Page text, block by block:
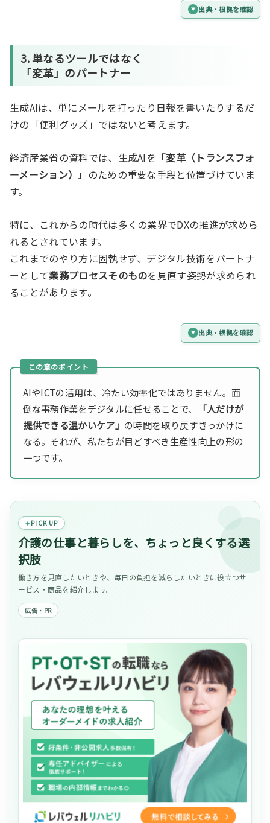
出典・根拠を確認
3. 単なるツールではなく
「変革」のパートナー
生成AIは、単にメールを打ったり日報を書いたりするだ
けの「便利グッズ」ではないと考えます。
経済産業省の資料では、生成AIを 「変革（トランスフォ
ーメーション）」 のための重要な手段と位置づけていま
す。
特に、これからの時代は多くの業界でDXの推進が求めら
れるとされています。
これまでのやり方に固執せず、デジタル技術をパートナ
ーとして業務プロセスそのものを見直す姿勢が求められ
ることがあります。
出典・根拠を確認
AIやICTの活用は、冷たい効率化ではありません。面
倒な事務作業をデジタルに任せることで、
「人だけが
提供できる温かいケア」 の時間を取り戻すきっかけに
なる。それが、私たちが目どすべき生産性向上の形の
一つです。
PICK UP
介護の仕事と暮らしを、ちょっと良くする選
択肢
働き方を見直したいときや、毎日の負担を減らしたいときに役立つサ
ービス・商品を紹介します。
広告・PR